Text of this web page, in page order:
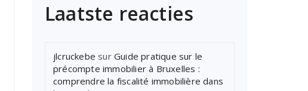
Laatste reacties
jlcruckebe sur Guide pratique sur le
précompte immobilier à Bruxelles :
comprendre la fiscalité immobilière dans